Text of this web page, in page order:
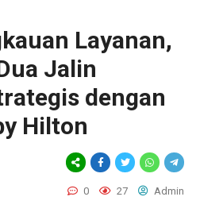
Layanan,
Jalin
dengan
Hilton
0 27 Admin